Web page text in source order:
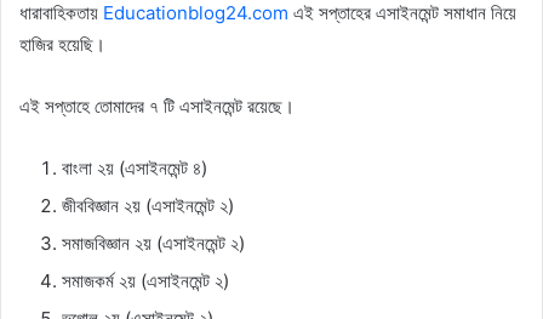
ধারাবাহিকতায় Educationblog24.com এই সপ্তাহের এসাইনমেন্ট সমাধান নিয়ে
হাজির হয়েছি।
এই সপ্তাহে তোমাদের ৭ টি এসাইনমেন্ট রয়েছে।
বাংলা ২য় (এসাইনমেন্ট ৪)
জীববিজ্ঞান ২য় (এসাইনমেন্ট ২)
সমাজবিজ্ঞান ২য় (এসাইনমেন্ট ২)
সমাজকর্ম ২য় (এসাইনমেন্ট ২)